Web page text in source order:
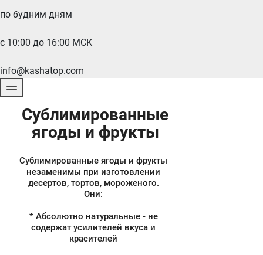
по будним дням
с 10:00 до 16:00 МСК
info@kashatop.com
Сублимированные
ягоды и фрукты
Сублимированные ягоды и фрукты
незаменимы при изготовлении
десертов, тортов, мороженого.
Они:
* Абсолютно натуральные - не
содержат усилителей вкуса и
красителей